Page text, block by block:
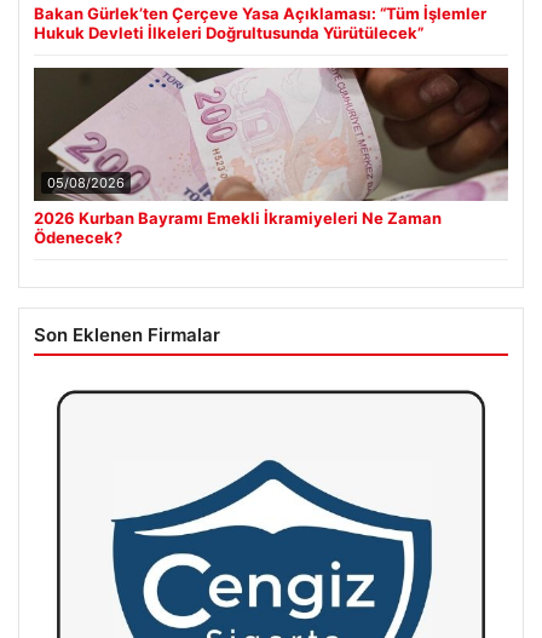
Bakan Gürlek’ten Çerçeve Yasa Açıklaması: “Tüm İşlemler
Hukuk Devleti İlkeleri Doğrultusunda Yürütülecek”
05/08/2026
2026 Kurban Bayramı Emekli İkramiyeleri Ne Zaman
Ödenecek?
Son Eklenen Firmalar